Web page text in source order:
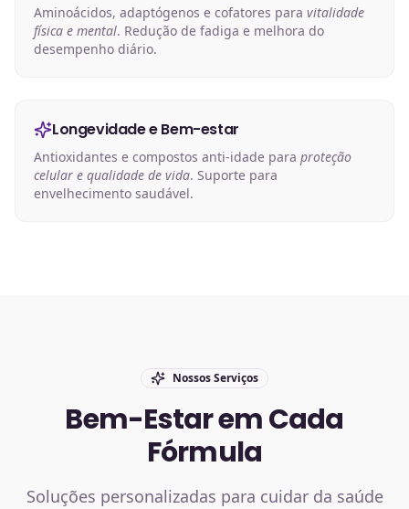
Aminoácidos, adaptógenos e cofatores para vitalidade
física e mental. Redução de fadiga e melhora do
desempenho diário.
Longevidade e Bem-estar
Antioxidantes e compostos anti-idade para proteção
celular e qualidade de vida. Suporte para
envelhecimento saudável.
Nossos Serviços
Bem-Estar em Cada
Fórmula
Soluções personalizadas para cuidar da saúde